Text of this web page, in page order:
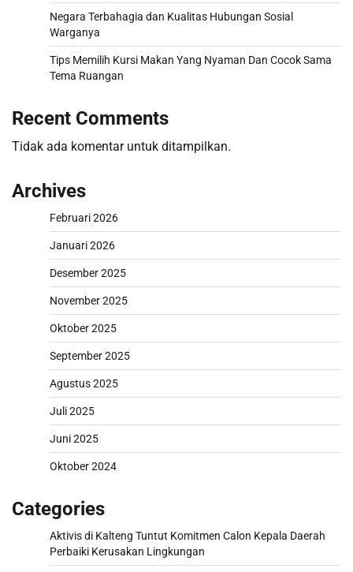
Negara Terbahagia dan Kualitas Hubungan Sosial
Warganya
Tips Memilih Kursi Makan Yang Nyaman Dan Cocok Sama
Tema Ruangan
Recent Comments
Tidak ada komentar untuk ditampilkan.
Archives
Februari 2026
Januari 2026
Desember 2025
November 2025
Oktober 2025
September 2025
Agustus 2025
Juli 2025
Juni 2025
Oktober 2024
Categories
Aktivis di Kalteng Tuntut Komitmen Calon Kepala Daerah
Perbaiki Kerusakan Lingkungan